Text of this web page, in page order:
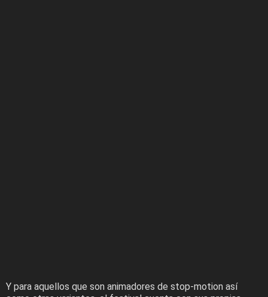
Y para aquellos que son animadores de stop-motion así